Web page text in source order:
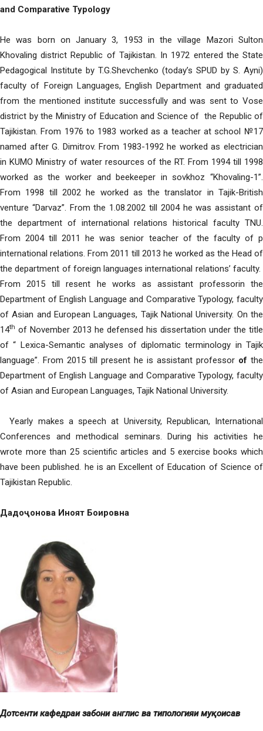
and Comparative Typology
He was born on January 3, 1953 in the village Mazori Sulton
Khovaling district Republic of Tajikistan. In 1972 entered the State
Pedagogical Institute by T.G.Shevchenko (today’s SPUD by S. Ayni)
faculty of Foreign Languages, English Department and graduated
from the mentioned institute successfully and was sent to Vose
district by the Ministry of Education and Science of the Republic of
Tajikistan. From 1976 to 1983 worked as a teacher at school №17
named after G. Dimitrov. From 1983-1992 he worked as electrician
in KUMO Ministry of water resources of the RT. From 1994 till 1998
worked as the worker and beekeeper in sovkhoz “Khovaling-1”.
From 1998 till 2002 he worked as the translator in Tajik-British
venture “Darvaz”. From the 1.08.2002 till 2004 he was assistant of
the department of international relations historical faculty TNU.
From 2004 till 2011 he was senior teacher of the faculty of p
international relations. From 2011 till 2013 he worked as the Head of
the department of foreign languages international relations’ faculty.
From 2015 till resent he works as assistant professorin the
Department of English Language and Comparative Typology, faculty
of Asian and European Languages, Tajik National University. On the
14th of November 2013 he defensed his dissertation under the title
of “ Lexica-Semantic analyses of diplomatic terminology in Tajik
language”. From 2015 till present he is assistant professor of the
Department of English Language and Comparative Typology, faculty
of Asian and European Languages, Tajik National University.
Yearly makes a speech at University, Republican, International
Conferences and methodical seminars. During his activities he
wrote more than 25 scientific articles and 5 exercise books which
have been published. he is an Excellent of Education of Science of
Tajikistan Republic.
Дадоҷонова Иноят Боировна
Дотсенти кафедраи забони англис ва типологияи муқоисав